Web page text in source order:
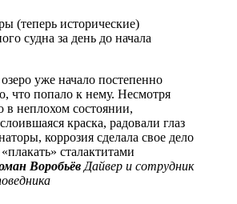
(теперь исторические)
судна за день до начала
уже начало постепенно
что попало к нему. Несмотря
в неплохом состоянии,
краска, радовали глаз
коррозия сделала свое дело
сталактитами
Воробьёв Дайвер и сотрудник